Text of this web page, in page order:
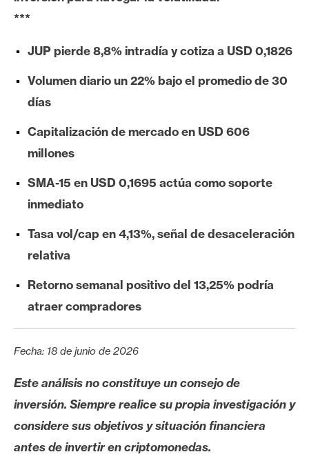
e
u
A
A
n
l
i
i
s
N
t
a
s
d
***
JUP pierde 8,8% intradía y cotiza a USD 0,1826
Volumen diario un 22% bajo el promedio de 30
días
Capitalización de mercado en USD 606
millones
SMA-15 en USD 0,1695 actúa como soporte
inmediato
Tasa vol/cap en 4,13%, señal de desaceleración
relativa
Retorno semanal positivo del 13,25% podría
atraer compradores
Fecha: 18 de junio de 2026
Este análisis no constituye un consejo de
inversión. Siempre realice su propia investigación y
considere sus objetivos y situación financiera
antes de invertir en criptomonedas.